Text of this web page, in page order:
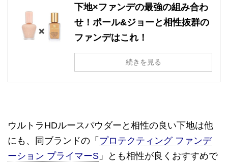
下地×ファンデの最強の組み合わ
せ！ポール&ジョーと相性抜群の
ファンデはこれ！
続きを見る
ウルトラHDルースパウダーと相性の良い下地は他
にも、同ブランドの「 プロテクティング ファンデ
ーション プライマーS 」とも相性が良くおすすめで